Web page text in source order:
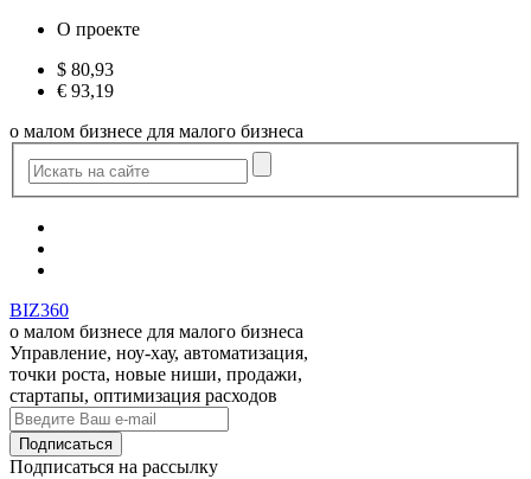
О проекте
$ 80,93
€ 93,19
о малом бизнесе для малого бизнеса
BIZ360
о малом бизнесе для малого бизнеса
Управление, ноу-хау, автоматизация,
точки роста, новые ниши, продажи,
стартапы, оптимизация расходов
Подписаться на рассылку